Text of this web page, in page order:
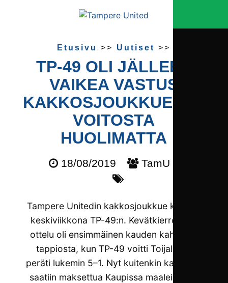
Etusivu >> Uutiset >>
TP-49 OLI JÄLLEEN
VAIKEA VASTUS
KAKKOSJOUKKUEELLE –
VOITOSTA
HUOLIMATTA
18/08/2019 TamU 2
Tampere Unitedin kakkosjoukkue kohtasi
keskiviikkona TP-49:n. Kevätkierroksen
ottelu oli ensimmäinen kauden kahdesta
tappiosta, kun TP-49 voitti Toijalassa
peräti lukemin 5–1. Nyt kuitenkin kalavelat
saatiin maksettua Kaupissa maalein 5–2.